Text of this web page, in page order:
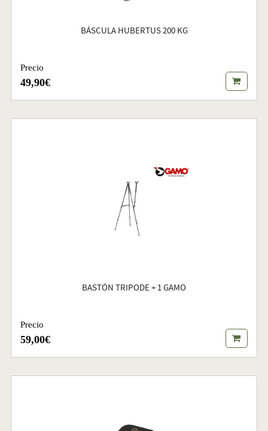
BÁSCULA HUBERTUS 200 KG
Precio
49,90€
BASTÓN TRIPODE + 1 GAMO
Precio
59,00€